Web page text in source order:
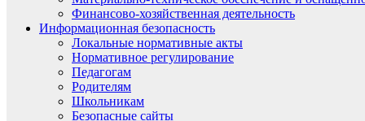
Финансово-хозяйственная деятельность
Информационная безопасность
Локальные нормативные акты
Нормативное регулирование
Педагогам
Родителям
Школьникам
Безопасные сайты